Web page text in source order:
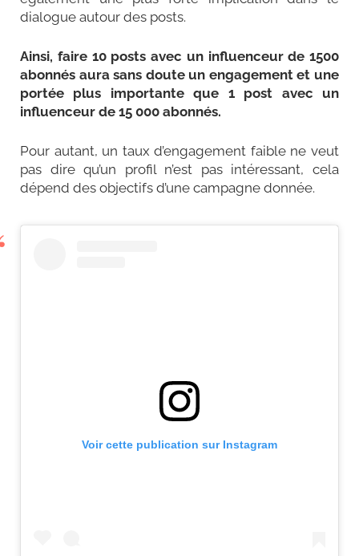
dialogue autour des posts.
Ainsi, faire 10 posts avec un influenceur de 1500
abonnés aura sans doute un engagement et une
portée plus importante que 1 post avec un
influenceur de 15 000 abonnés.
Pour autant, un taux d’engagement faible ne veut
pas dire qu’un profil n’est pas intéressant, cela
dépend des objectifs d’une campagne donnée.
Voir cette publication sur Instagram